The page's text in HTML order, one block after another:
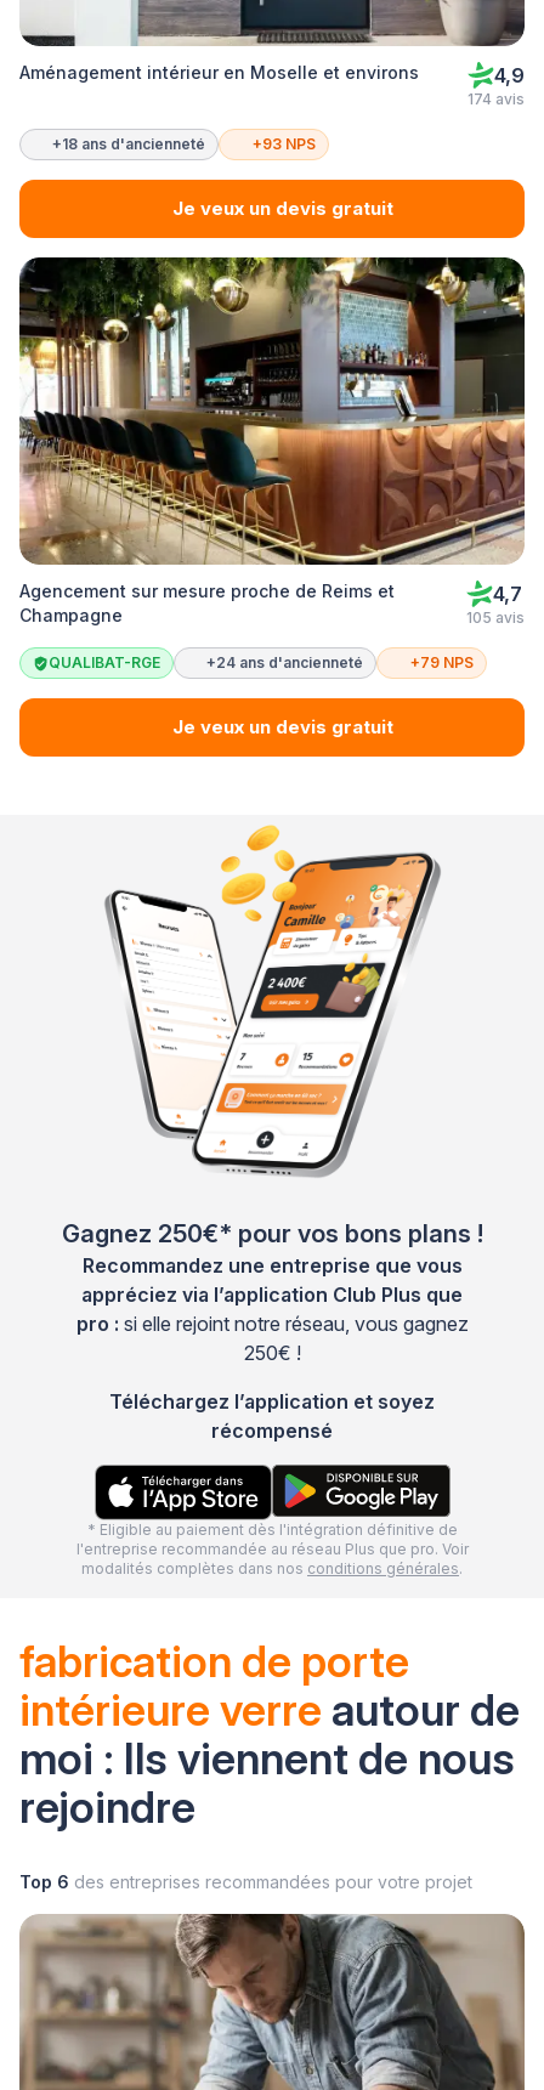
Aménagement intérieur en Moselle et environs 4,9
174 avis
+18 ans d'ancienneté +93 NPS
Je veux un devis gratuit
Agencement sur mesure proche de Reims et
Champagne
4,7
105 avis
QUALIBAT-RGE +24 ans d'ancienneté +79 NPS
Je veux un devis gratuit
Gagnez 250€* pour vos bons plans !
Recommandez une entreprise que vous
appréciez via l’application Club Plus que
pro : si elle rejoint notre réseau, vous gagnez
250€ !
Téléchargez l’application et soyez
récompensé
* Eligible au paiement dès l'intégration définitive de
l'entreprise recommandée au réseau Plus que pro. Voir
modalités complètes dans nos conditions générales.
fabrication de porte
intérieure verre autour de
moi : Ils viennent de nous
rejoindre
Top 6 des entreprises recommandées pour votre projet